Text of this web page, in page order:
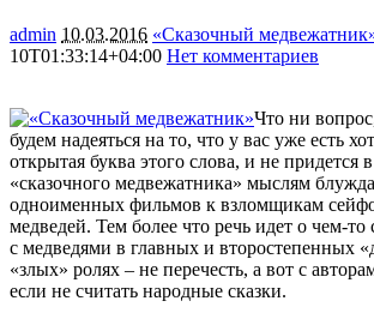
admin 10.03.2016 «Сказочный
10T01:33:14+04:00 Нет комментариев
Что ни
будем надеяться на то, что у вас уже есть
открытая буква этого слова, и не придется
«сказочного медвежатника» мыслям
одноименных фильмов к взломщикам
медведей. Тем более что речь идет о чем-то
с медведями в главных и второстепенных
«злых» ролях – не перечесть, а вот с
если не считать народные сказки.